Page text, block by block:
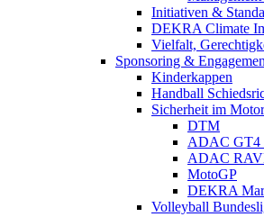
Initiativen &
DEKRA Climate
Vielfalt,
Sponsoring &
Kinderkappen
Handball
Sicherheit im
DTM
ADAC GT4
ADAC
MotoGP
DEKRA
Volleyball